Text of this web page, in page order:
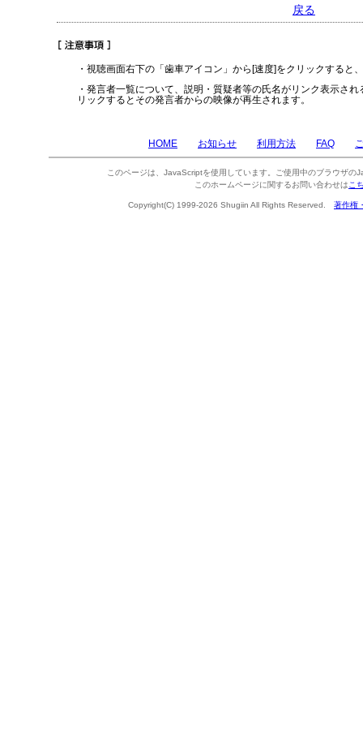
戻る
・視聴画面右下の「歯車アイコン」から[速度]をクリックすると
・発言者一覧について、説明・質疑者等の氏名がリンク表示さ
リックするとその発言者からの映像が再生されます。
HOME お知らせ 利用方法 FAQ
このページは、JavaScriptを使用しています。ご使用中のブラウザの
このホームページに関するお問い合わせは こ
Copyright(C) 1999-2026 Shugiin All Rights Reserved. 著作権